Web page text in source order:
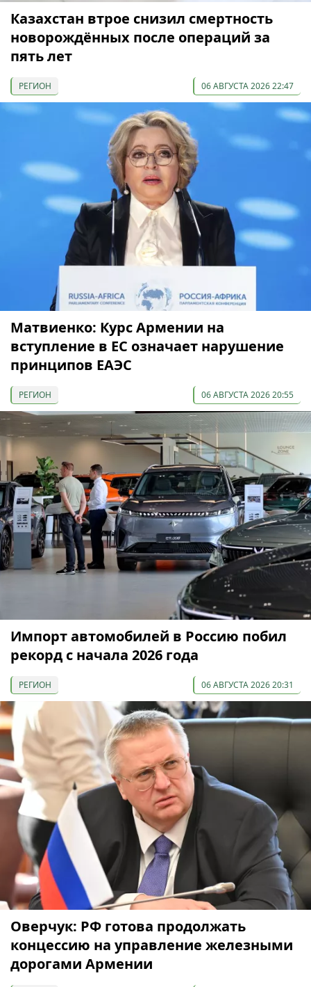
Казахстан втрое снизил смертность
новорождённых после операций за
пять лет
РЕГИОН 06 АВГУСТА 2026 22:47
Матвиенко: Курс Армении на
вступление в ЕС означает нарушение
принципов ЕАЭС
РЕГИОН 06 АВГУСТА 2026 20:55
Импорт автомобилей в Россию побил
рекорд с начала 2026 года
РЕГИОН 06 АВГУСТА 2026 20:31
Оверчук: РФ готова продолжать
концессию на управление железными
дорогами Армении